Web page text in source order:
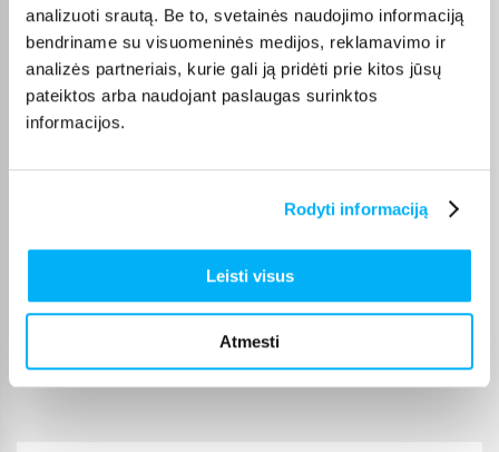
analizuoti srautą. Be to, svetainės naudojimo informaciją
bendriname su visuomeninės medijos, reklamavimo ir
analizės partneriais, kurie gali ją pridėti prie kitos jūsų
pateiktos arba naudojant paslaugas surinktos
informacijos.
Rodyti informaciją
Leisti visus
Atmesti
Patvirtintas pirkėjas
Pigus pasiūlymas
Puiki komunikacija. Pristatymas vėlavo 1 darbo dieną, nes nebuvo